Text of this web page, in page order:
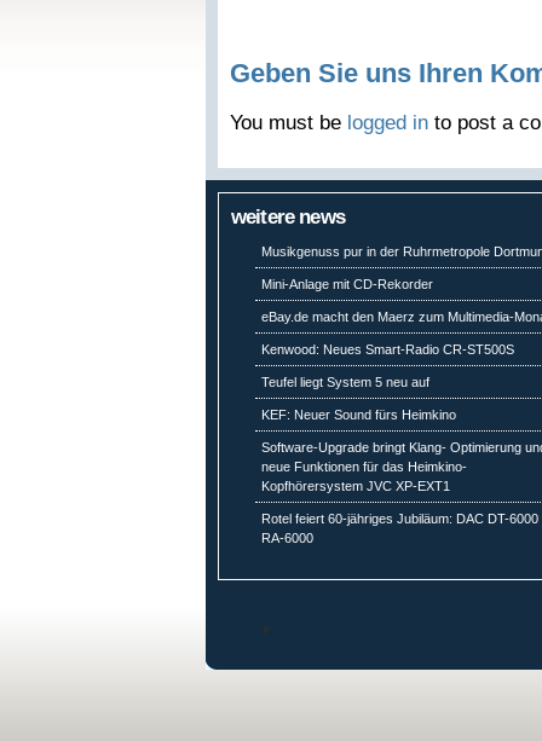
Geben Sie uns Ihren
You must be logged in to post a
weitere news
Musikgenuss pur in der Ruhrmetropole
Mini-Anlage mit CD-Rekorder
eBay.de macht den Maerz zum Multimedia-
Kenwood: Neues Smart-Radio CR-ST500S
Teufel liegt System 5 neu auf
KEF: Neuer Sound fürs Heimkino
Software-Upgrade bringt Klang- Optimierung
neue Funktionen für das Heimkino-
Kopfhörersystem JVC XP-EXT1
Rotel feiert 60-jähriges Jubiläum: DAC DT-6000
RA-6000